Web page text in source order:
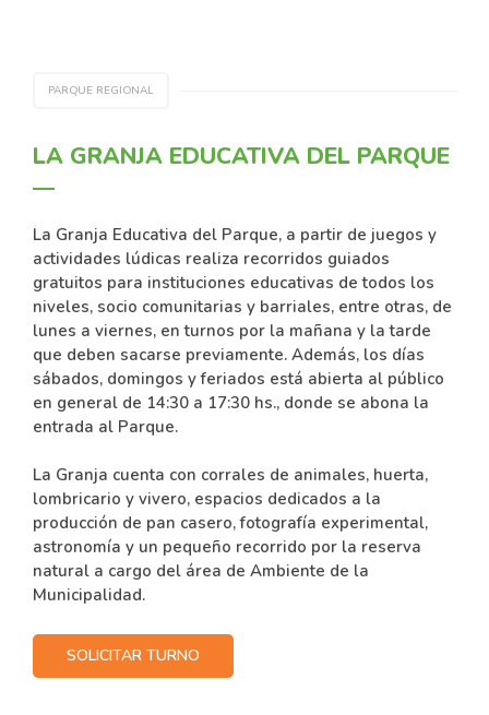
PARQUE REGIONAL
LA GRANJA EDUCATIVA DEL PARQUE
La Granja Educativa del Parque, a partir de juegos y
actividades lúdicas realiza recorridos guiados
gratuitos para instituciones educativas de todos los
niveles, socio comunitarias y barriales, entre otras, de
lunes a viernes, en turnos por la mañana y la tarde
que deben sacarse previamente. Además, los días
sábados, domingos y feriados está abierta al público
en general de 14:30 a 17:30 hs., donde se abona la
entrada al Parque.
La Granja cuenta con corrales de animales, huerta,
lombricario y vivero, espacios dedicados a la
producción de pan casero, fotografía experimental,
astronomía y un pequeño recorrido por la reserva
natural a cargo del área de Ambiente de la
Municipalidad.
SOLICITAR TURNO